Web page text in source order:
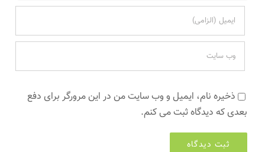
ذخیره نام، ایمیل و وب سایت من در این مرورگر برای دفع
بعدی که دیدگاه ثبت می کنم.